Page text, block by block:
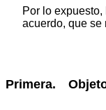
Por lo
acuerdo, que se
Primera.